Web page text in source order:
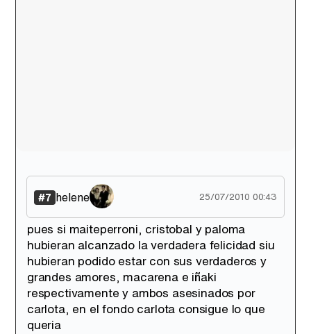
#7 helene 25/07/2010 00:43
pues si maiteperroni, cristobal y paloma
hubieran alcanzado la verdadera felicidad siu
hubieran podido estar con sus verdaderos y
grandes amores, macarena e iñaki
respectivamente y ambos asesinados por
carlota, en el fondo carlota consigue lo que
queria